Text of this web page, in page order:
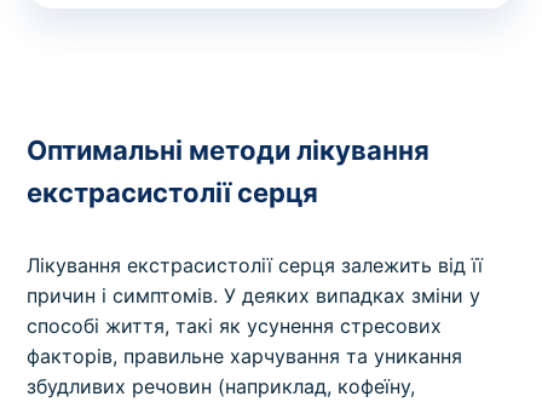
Оптимальні методи лікування
екстрасистолії серця
Лікування екстрасистолії серця залежить від її
причин і симптомів. У деяких випадках зміни у
способі життя, такі як усунення стресових
факторів, правильне харчування та уникання
збудливих речовин (наприклад, кофеїну,